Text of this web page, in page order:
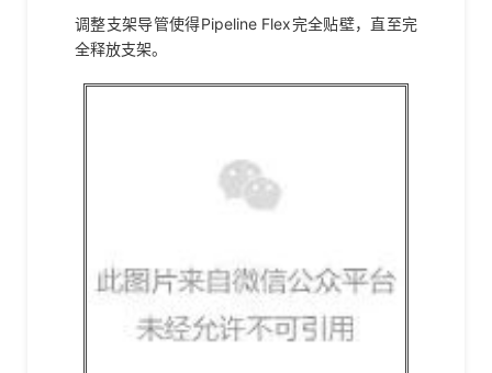
调整支架导管使得Pipeline Flex完全贴壁，直至完
全释放支架。